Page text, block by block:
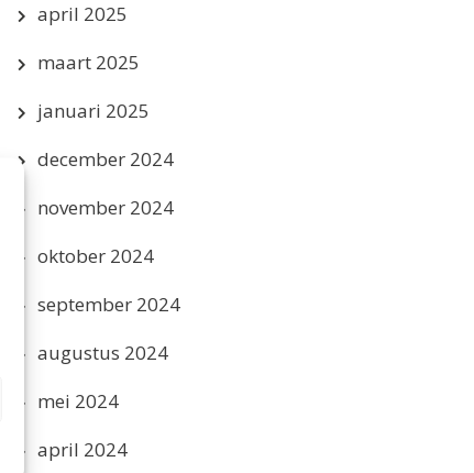
april 2025
maart 2025
januari 2025
december 2024
november 2024
oktober 2024
september 2024
augustus 2024
mei 2024
april 2024